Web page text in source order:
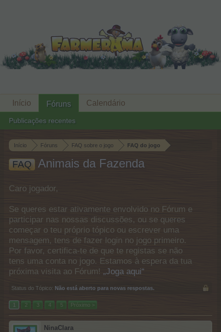
Início Fóruns FAQ sobre o jogo FAQ do jogo
FAQ Animais da Fazenda
Caro jogador,
Se queres estar ativamente envolvido no Fórum e
participar nas nossas discussões, ou se queres
começar o teu próprio tópico ou escrever uma
mensagem, tens de fazer login no jogo primeiro.
Por favor, certifica-te de que te registas se não
tens uma conta no jogo. Estamos à espera da tua
próxima visita ao Fórum! „Joga aqui“
Status do Tópico: Não está aberto para novas respostas.
1 2 3 4 5 Próximo >
NinaClara
Início Fóruns
Publicações recentes
Calendário